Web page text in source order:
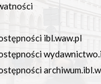
ibl.waw.pl